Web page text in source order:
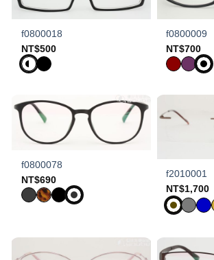
f0800018
NT$500
f0800009
NT$700
f0800078
NT$690
f2010001
NT$1,700